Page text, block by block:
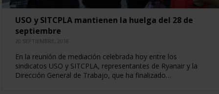
USO y SITCPLA mantienen la huelga del 28 de
septiembre
20 SEPTIEMBRE, 2018
En la reunión de mediación celebrada hoy entre los
sindicatos USO y SITCPLA, representantes de Ryanair y la
Dirección General de Trabajo, que ha finalizado…